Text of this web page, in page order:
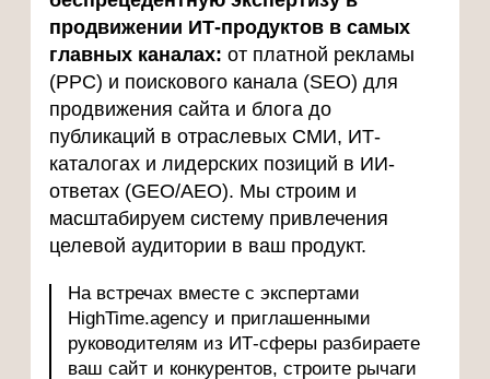
проектах, и упаковываем в понятные шаги:
что делать, в каком порядке и что считать. В
итоге у вас остаётся план внедрения,
команде или подрядчикам.